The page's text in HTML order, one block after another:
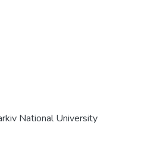
National University